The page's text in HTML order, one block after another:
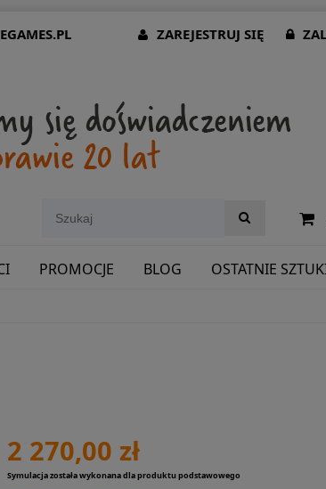
ZAREJESTRUJ SIĘ
PROMOCJE BLOG OSTATNIE
2 270,00 zł
Symulacja została wykonana dla produktu podstawowego